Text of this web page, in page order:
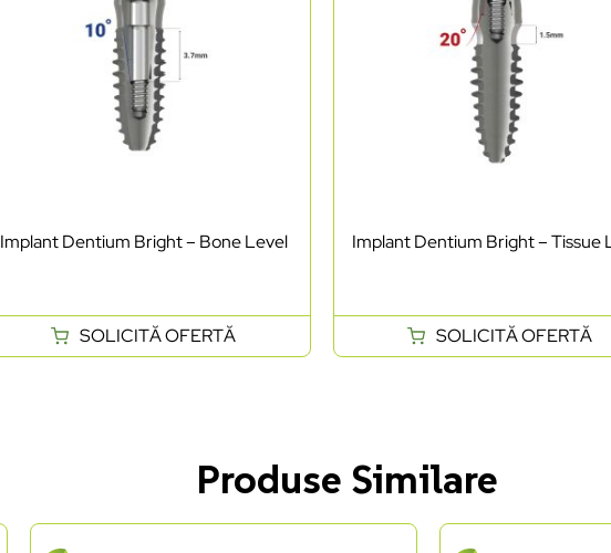
Implant Dentium Bright – Bone Level
SOLICITĂ OFERTĂ
Implant Dentium Bright – Tissue
SOLICITĂ OFERTĂ
Produse Similare